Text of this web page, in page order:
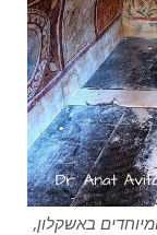
באשקלון,